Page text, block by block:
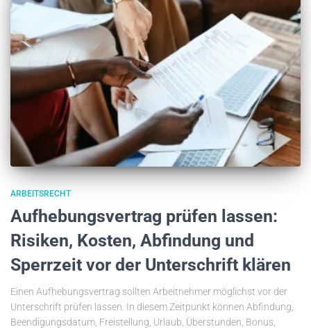
ARBEITSRECHT
Aufhebungsvertrag prüfen lassen:
Risiken, Kosten, Abfindung und
Sperrzeit vor der Unterschrift klären
Einen Aufhebungsvertrag sollten Arbeitnehmer möglichst vor der
Unterschrift prüfen lassen. In diesem Zeitpunkt können Abfindung,
Beendigungsdatum, Freistellung, Urlaub, Überstunden, Bonus,